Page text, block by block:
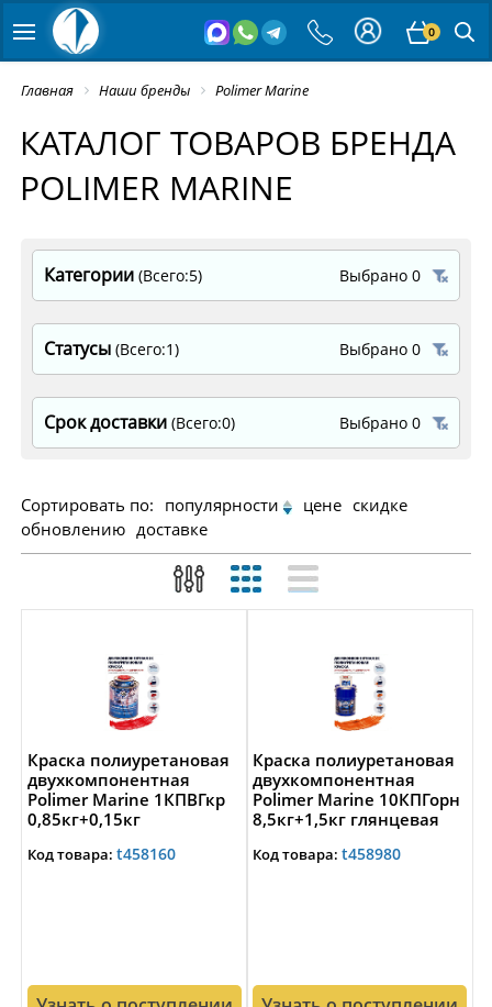
0
Главная Наши бренды Polimer Marine
КАТАЛОГ ТОВАРОВ БРЕНДА
POLIMER MARINE
Категории (Всего:5) Выбрано 0
Статусы (Всего:1) Выбрано 0
Срок доставки (Всего:0) Выбрано 0
Сортировать по: популярности цене скидке
обновлению доставке
Краска полиуретановая
двухкомпонентная
Polimer Marine 1КПВГкр
0,85кг+0,15кг
красная
Код товара: t458160
Краска полиуретановая
двухкомпонентная
Polimer Marine 10КПГорн
8,5кг+1,5кг глянцевая
Код товара: t458980